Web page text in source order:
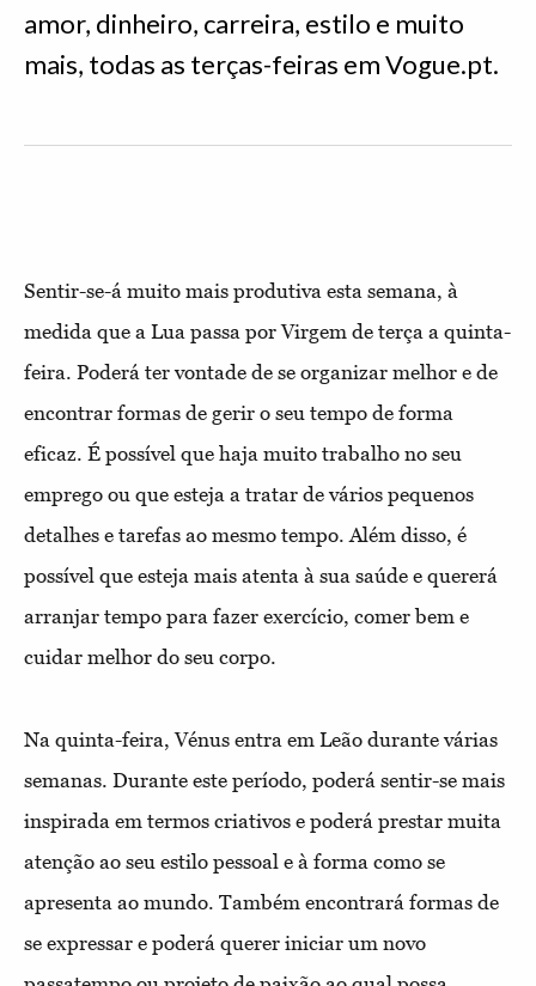
amor, dinheiro, carreira, estilo e muito
mais, todas as terças-feiras em Vogue.pt.
Sentir-se-á muito mais produtiva esta semana, à
medida que a Lua passa por Virgem de terça a quinta-
feira. Poderá ter vontade de se organizar melhor e de
encontrar formas de gerir o seu tempo de forma
eficaz. É possível que haja muito trabalho no seu
emprego ou que esteja a tratar de vários pequenos
detalhes e tarefas ao mesmo tempo. Além disso, é
possível que esteja mais atenta à sua saúde e quererá
arranjar tempo para fazer exercício, comer bem e
cuidar melhor do seu corpo.
Na quinta-feira, Vénus entra em Leão durante várias
semanas. Durante este período, poderá sentir-se mais
inspirada em termos criativos e poderá prestar muita
atenção ao seu estilo pessoal e à forma como se
apresenta ao mundo. Também encontrará formas de
se expressar e poderá querer iniciar um novo